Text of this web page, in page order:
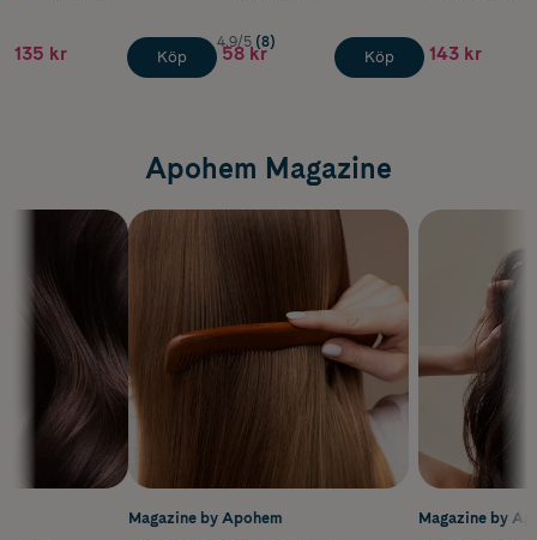
135 kr Köp
4.9/5 (8)
58 kr Köp 143 kr
Apohem Magazine
Magazine by
Magazine by Apohem